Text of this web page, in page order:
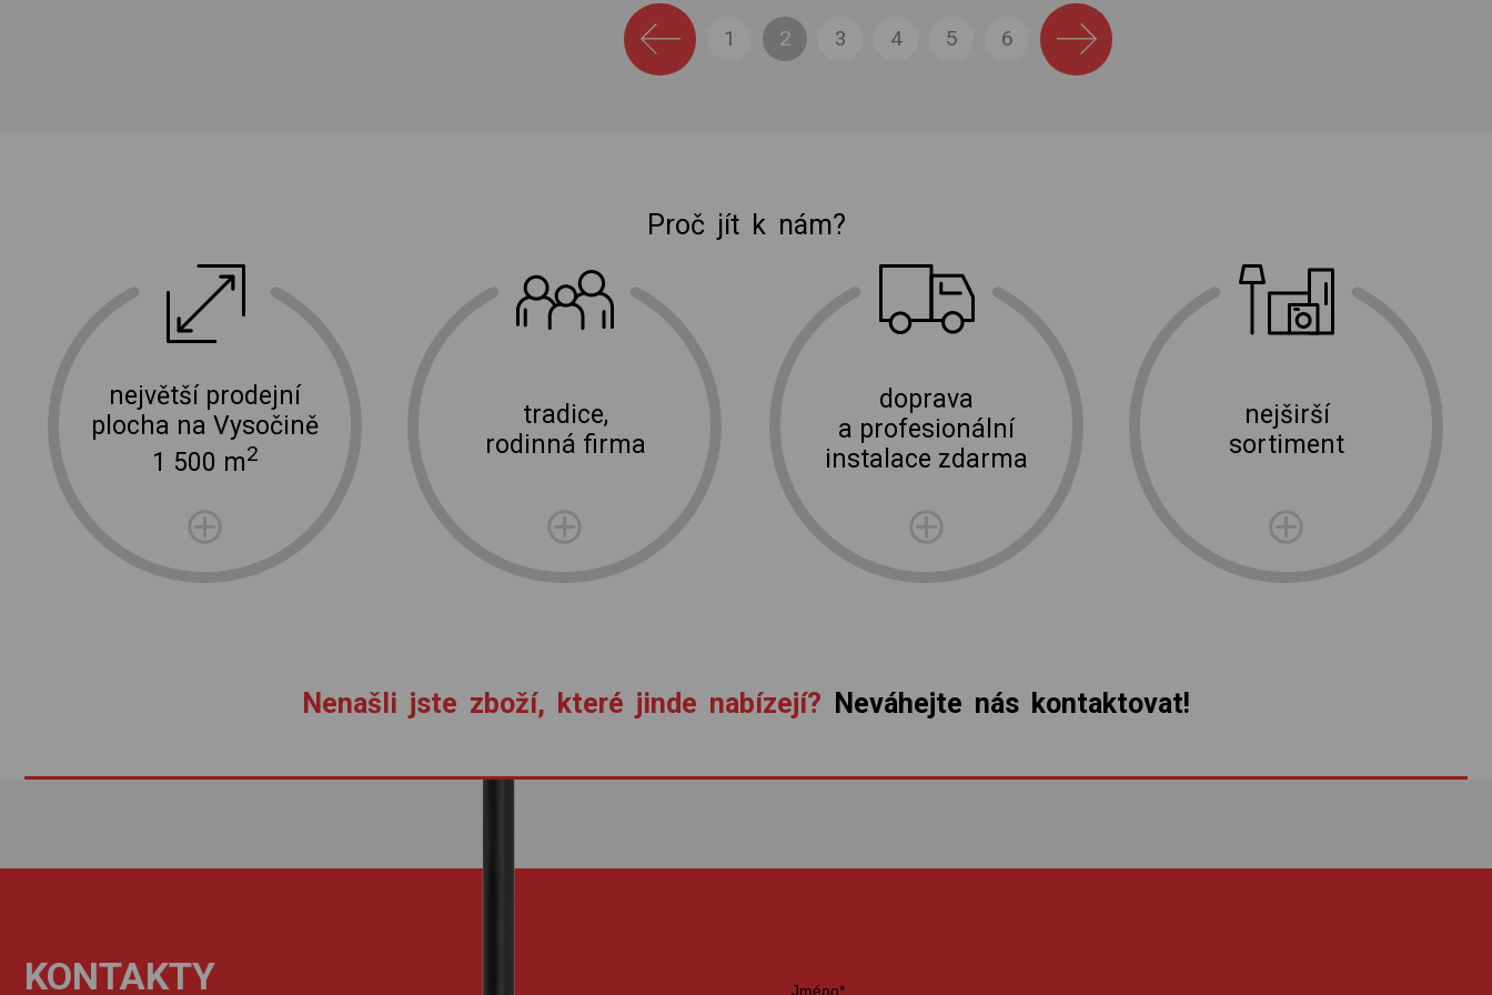
1 2 3 4 5 6
Proč jít k nám?
největší prodejní
plocha na Vysočině
1 500 m2
tradice,
rodinná firma
doprava
a profesionální
instalace zdarma
doprava a instalace elektro zařízení
nejširší
sortiment
E-shop Elektro Burian
Nenašli jste zboží, které jinde nabízejí? Neváhejte nás kontaktovat!
KONTAKTY